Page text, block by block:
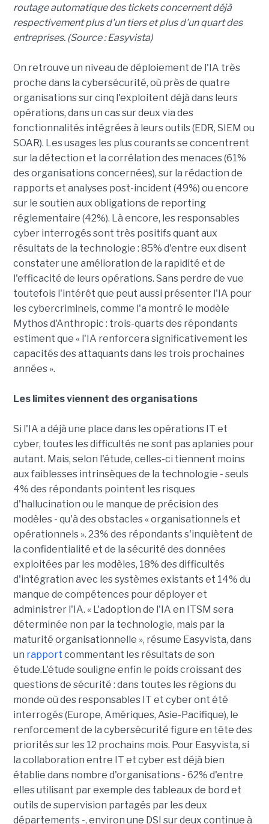
routage automatique des tickets concernent déjà
respectivement plus d'un tiers et plus d'un quart des
entreprises. (Source : Easyvista)
On retrouve un niveau de déploiement de l'IA très
proche dans la cybersécurité, où près de quatre
organisations sur cinq l'exploitent déjà dans leurs
opérations, dans un cas sur deux via des
fonctionnalités intégrées à leurs outils (EDR, SIEM ou
SOAR). Les usages les plus courants se concentrent
sur la détection et la corrélation des menaces (61%
des organisations concernées), sur la rédaction de
rapports et analyses post-incident (49%) ou encore
sur le soutien aux obligations de reporting
réglementaire (42%). Là encore, les responsables
cyber interrogés sont très positifs quant aux
résultats de la technologie : 85% d'entre eux disent
constater une amélioration de la rapidité et de
l'efficacité de leurs opérations. Sans perdre de vue
toutefois l'intérêt que peut aussi présenter l'IA pour
les cybercriminels, comme l'a montré le modèle
Mythos d'Anthropic : trois-quarts des répondants
estiment que « l'IA renforcera significativement les
capacités des attaquants dans les trois prochaines
années ».
Les limites viennent des organisations
Si l'IA a déjà une place dans les opérations IT et
cyber, toutes les difficultés ne sont pas aplanies pour
autant. Mais, selon l'étude, celles-ci tiennent moins
aux faiblesses intrinsèques de la technologie - seuls
4% des répondants pointent les risques
d'hallucination ou le manque de précision des
modèles - qu'à des obstacles « organisationnels et
opérationnels ». 23% des répondants s'inquiètent de
la confidentialité et de la sécurité des données
exploitées par les modèles, 18% des difficultés
d'intégration avec les systèmes existants et 14% du
manque de compétences pour déployer et
administrer l'IA. « L'adoption de l'IA en ITSM sera
déterminée non par la technologie, mais par la
maturité organisationnelle », résume Easyvista, dans
un rapport commentant les résultats de son
étude.L'étude souligne enfin le poids croissant des
questions de sécurité : dans toutes les régions du
monde où des responsables IT et cyber ont été
interrogés (Europe, Amériques, Asie-Pacifique), le
renforcement de la cybersécurité figure en tête des
priorités sur les 12 prochains mois. Pour Easyvista, si
la collaboration entre IT et cyber est déjà bien
établie dans nombre d'organisations - 62% d'entre
elles utilisant par exemple des tableaux de bord et
outils de supervision partagés par les deux
départements -, environ une DSI sur deux continue à